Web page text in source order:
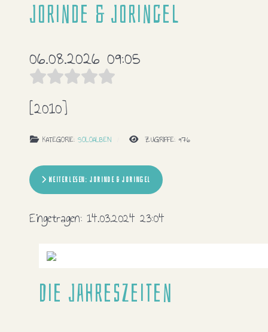
Jorinde & Joringel
06.08.2026 09:05
[2010]
KATEGORIE: SOLOALBEN ZUGRIFFE: 976
WEITERLESEN: JORINDE & JORINGEL
Eingetragen: 14.03.2024 23:04
Die Jahreszeiten